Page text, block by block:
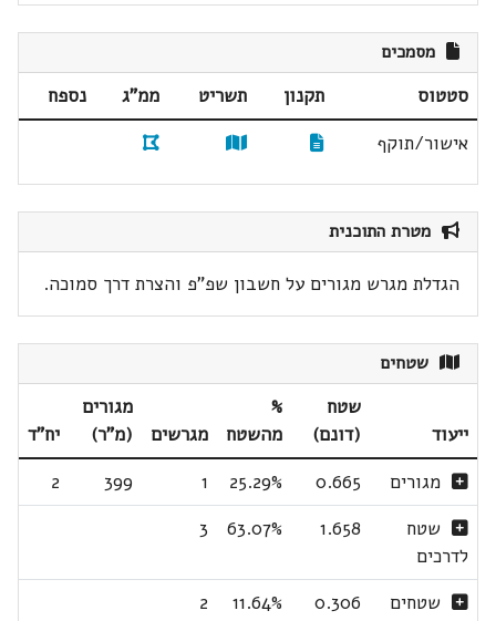
מסמכים
סטטוס תקנון תשריט ממ"ג
נספח
אישור/תוקף
מטרת התוכנית
הגדלת מגרש מגורים על חשבון שפ"פ והצרת דרך סמוכה.
שטחים
ייעוד
שטח
(דונם)
%
מהשטח
מגרשים
מגורים
(מ"ר)
יח"ד
מגורים
0.665
25.29%
1
399
2
שטח
לדרכים
1.658
63.07%
3
שטחים
0.306
11.64%
2